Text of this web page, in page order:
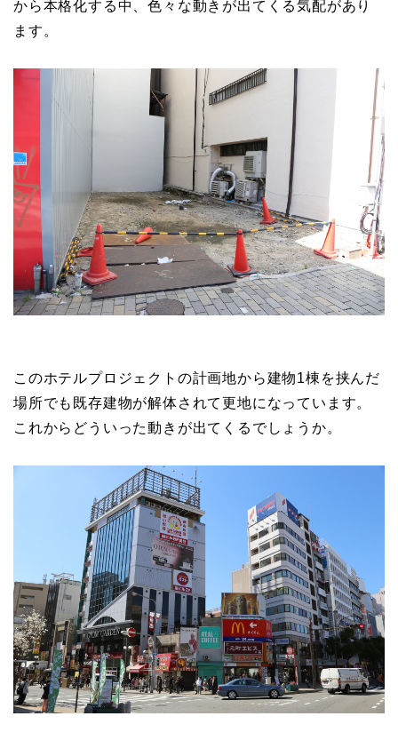
から本格化する中、色々な動きが出てくる気配があり
ます。
このホテルプロジェクトの計画地から建物1棟を挟んだ
場所でも既存建物が解体されて更地になっています。
これからどういった動きが出てくるでしょうか。